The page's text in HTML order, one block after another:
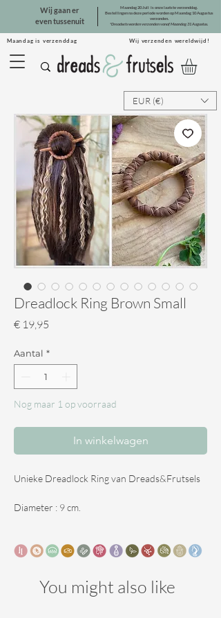
Maandag is verzenddag Wij verzenden wereldwijd!
Wij gaan er
even tussenuit
Maandag 20 Juli is onze laatste verzenddag.
Bestellingen na deze periode worden op Maandag 10 Augustus
verzonden.
*Dreadsets worden verzonden vanaf Maandag 31 Augustus.
EUR (€)
Dreadlock Ring Brown Small
€ 19,95
Aantal *
Nog maar 1 op voorraad
In winkelwagen
Unieke Dreadlock Ring van Dreads&Frutsels
Diameter : 9 cm.
haar meteen net wat leuker maakt zonder veel
maar ook gewoon in los haar. Zelf vind ik hem
vooral fijn omdat je er makkelijk allerlei kapsels
You might also like